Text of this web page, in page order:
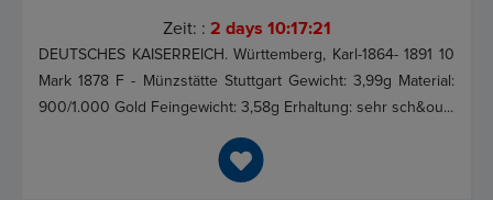
Zeit: : 2 days 10:17:21
DEUTSCHES KAISERREICH. Württemberg, Karl-1864- 1891 10
Mark 1878 F - Münzstätte Stuttgart Gewicht: 3,99g Material:
900/1.000 Gold Feingewicht: 3,58g Erhaltung: sehr sch&ou...